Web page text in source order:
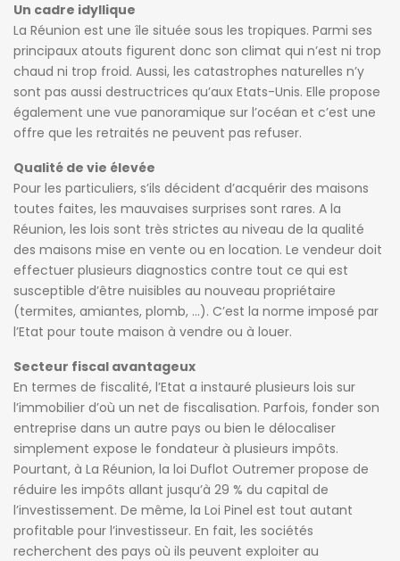
Un cadre idyllique
La Réunion est une île située sous les tropiques. Parmi ses
principaux atouts figurent donc son climat qui n’est ni trop
chaud ni trop froid. Aussi, les catastrophes naturelles n’y
sont pas aussi destructrices qu’aux Etats-Unis. Elle propose
également une vue panoramique sur l’océan et c’est une
offre que les retraités ne peuvent pas refuser.
Qualité de vie élevée
Pour les particuliers, s’ils décident d’acquérir des maisons
toutes faites, les mauvaises surprises sont rares. A la
Réunion, les lois sont très strictes au niveau de la qualité
des maisons mise en vente ou en location. Le vendeur doit
effectuer plusieurs diagnostics contre tout ce qui est
susceptible d’être nuisibles au nouveau propriétaire
(termites, amiantes, plomb, …). C’est la norme imposé par
l’Etat pour toute maison à vendre ou à louer.
Secteur fiscal avantageux
En termes de fiscalité, l’Etat a instauré plusieurs lois sur
l’immobilier d’où un net de fiscalisation. Parfois, fonder son
entreprise dans un autre pays ou bien le délocaliser
simplement expose le fondateur à plusieurs impôts.
Pourtant, à La Réunion, la loi Duflot Outremer propose de
réduire les impôts allant jusqu’à 29 % du capital de
l’investissement. De même, la Loi Pinel est tout autant
profitable pour l’investisseur. En fait, les sociétés
recherchent des pays où ils peuvent exploiter au